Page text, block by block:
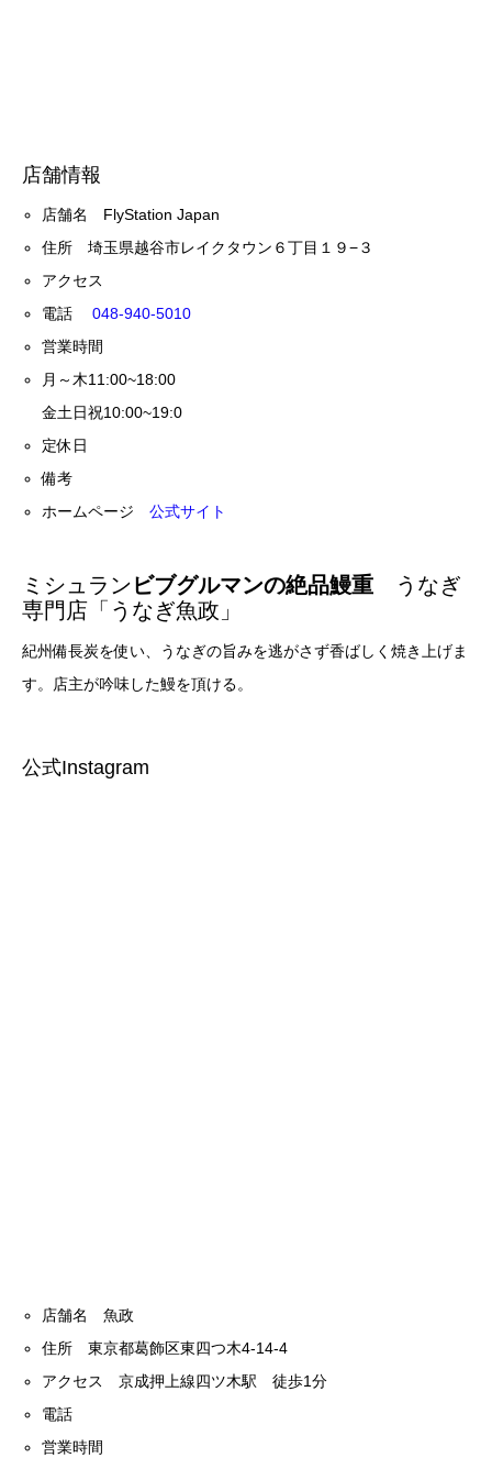
店舗情報
店舗名 FlyStation Japan
住所 埼玉県越谷市レイクタウン６丁目１９−３
アクセス
電話048-940-5010
営業時間
月～木11:00~18:00
金土日祝10:00~19:0
定休日
備考
ホームページ公式サイト
ミシュラン ビブグルマンの絶品鰻重 うなぎ
専門店「うなぎ魚政」
紀州備長炭を使い、うなぎの旨みを逃がさず香ばしく焼き上げま
す。店主が吟味した鰻を頂ける。
公式Instagram
店舗名 魚政
住所 東京都葛飾区東四つ木4-14-4
アクセス 京成押上線四ツ木駅 徒歩1分
電話
営業時間